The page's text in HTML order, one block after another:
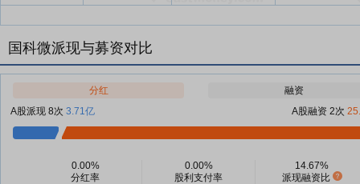
国科微派现与募资对比
分红
融资
A股派现 8次 3.71亿 A股融资 2次
0.00%
分红率
0.00%
股利支付率
14.67%
派现融资比